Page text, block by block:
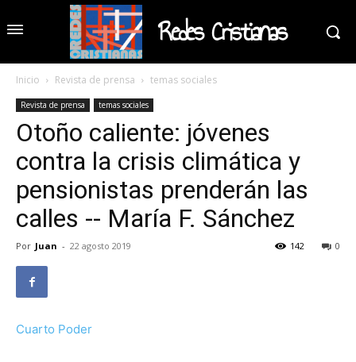
Redes Cristianas
Inicio Revista de prensa temas sociales
Revista de prensa temas sociales
Otoño caliente: jóvenes
contra la crisis climática y
pensionistas prenderán las
calles -- María F. Sánchez
Por Juan - 22 agosto 2019 0
142
Cuarto Poder